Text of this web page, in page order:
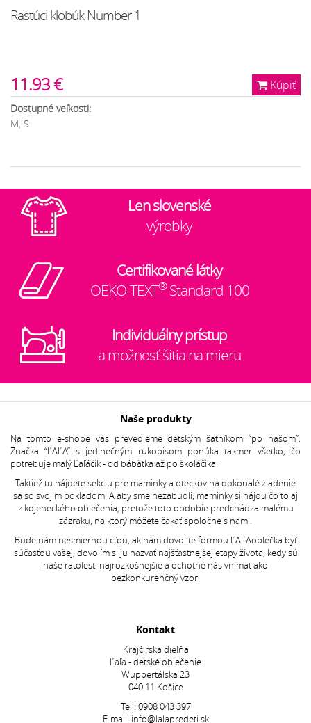
Rastúci klobúk Number 1
Kúpiť
11.93 €
Dostupné veľkosti:
M, S
Len slovenské
výrobky
Certifikované látky
OEKO-TEXT®Standard 100
Individuálny prístup
a možnosť šitia na mieru
Naše produkty
Na tomto e-shope vás prevedieme detským šatníkom “po našom”.
Značka “ĽAĽA” s jedinečným rukopisom ponúka takmer všetko, čo
potrebuje malý Ľaľáčik - od bábätka až po školáčika.
Taktiež tu nájdete sekciu pre maminky a oteckov na dokonalé zladenie
sa so svojim pokladom. A aby sme nezabudli, maminky si nájdu čo to aj
z kojeneckého oblečenia, pretože toto obdobie predchádza malému
zázraku, na ktorý môžete čakať spoločne s nami.
Bude nám nesmiernou cťou, ak nám dovolíte formou ĽAĽAoblečka byť
súčasťou vašej, dovolím si ju nazvať najšťastnejšej etapy života, kedy sú
naše ratolesti najrozkošnejšie a ochotné nás vnímať ako
bezkonkurenčný vzor.
Kontakt
Krajčírska dielňa
Ľaľa - detské oblečenie
Wuppertálska 23
040 11 Košice
Tel.: 0908 043 397
E-mail: info@lalapredeti.sk